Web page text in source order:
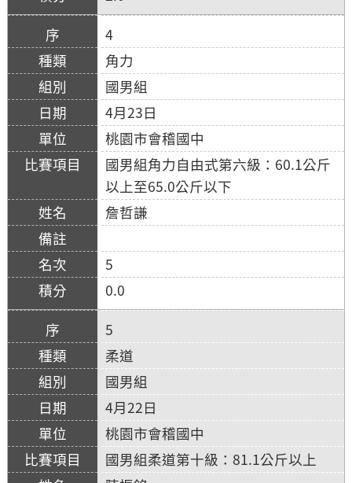
4
角力
國男組
4月23日
桃園市會稽國中
國男組角力自由式第六級：60.1公斤
以上至65.0公斤以下
詹哲謙
5
0.0
5
柔道
國男組
4月22日
桃園市會稽國中
國男組柔道第十級：81.1公斤以上